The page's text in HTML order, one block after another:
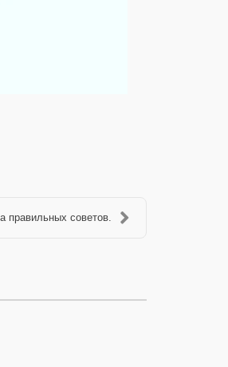
правильных советов.